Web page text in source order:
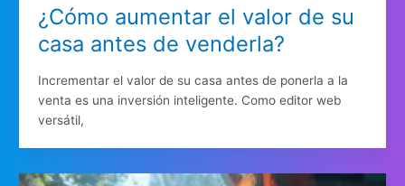
¿Cómo aumentar el valor de su
casa antes de venderla?
Incrementar el valor de su casa antes de ponerla a la
venta es una inversión inteligente. Como editor web
versátil,